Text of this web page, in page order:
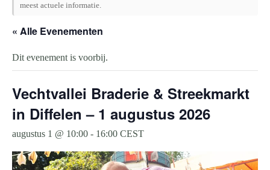
meest actuele informatie.
« Alle Evenementen
Dit evenement is voorbij.
Vechtvallei Braderie & Streekmarkt
in Diffelen – 1 augustus 2026
augustus 1 @ 10:00 - 16:00 CEST